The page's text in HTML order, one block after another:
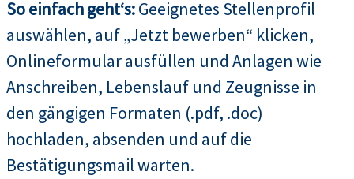
So einfach geht‘s:Geeignetes Stellenprofil
auswählen, auf „Jetzt bewerben“ klicken,
Onlineformular ausfüllen und Anlagen wie
Anschreiben, Lebenslauf und Zeugnisse in
den gängigen Formaten (.pdf, .doc)
hochladen, absenden und auf die
Bestätigungsmail warten.